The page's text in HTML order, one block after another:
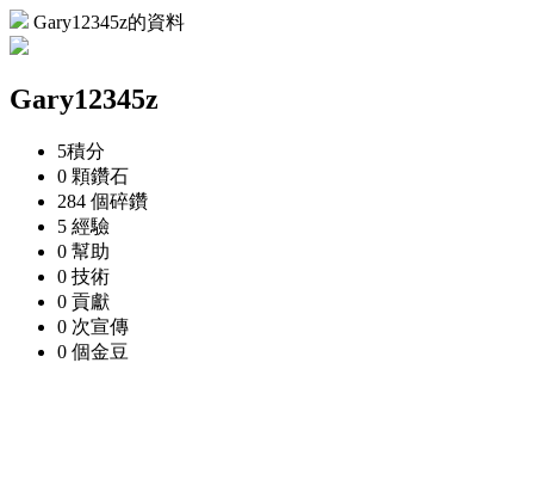
Gary12345z的資料
Gary12345z
5積分
0 顆鑽石
284 個碎鑽
5 經驗
0 幫助
0 技術
0 貢獻
0 次宣傳
0 個金豆